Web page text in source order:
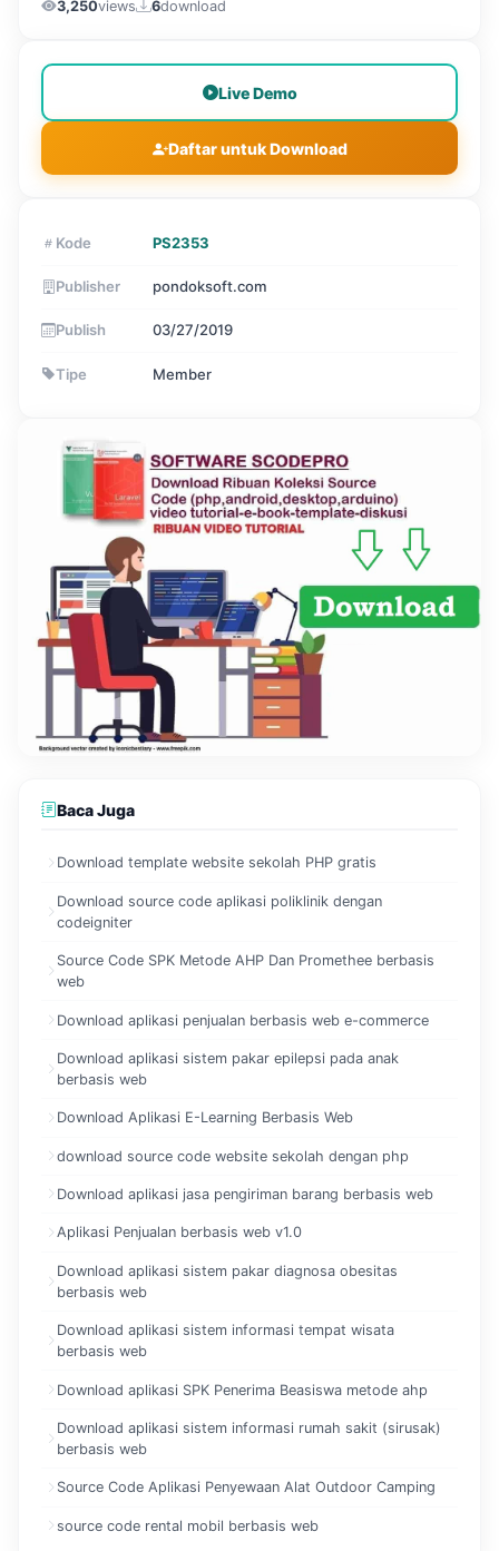
3,250views 6download
Live Demo
Daftar untuk Download
Kode PS2353
Publisher pondoksoft.com
Publish 03/27/2019
Tipe Member
Baca Juga
Download template website sekolah PHP gratis
Download source code aplikasi poliklinik dengan
codeigniter
Source Code SPK Metode AHP Dan Promethee berbasis
web
Download aplikasi penjualan berbasis web e-commerce
Download aplikasi sistem pakar epilepsi pada anak
berbasis web
Download Aplikasi E-Learning Berbasis Web
download source code website sekolah dengan php
Download aplikasi jasa pengiriman barang berbasis web
Aplikasi Penjualan berbasis web v1.0
Download aplikasi sistem pakar diagnosa obesitas
berbasis web
Download aplikasi sistem informasi tempat wisata
berbasis web
Download aplikasi SPK Penerima Beasiswa metode ahp
Download aplikasi sistem informasi rumah sakit (sirusak)
berbasis web
Source Code Aplikasi Penyewaan Alat Outdoor Camping
source code rental mobil berbasis web